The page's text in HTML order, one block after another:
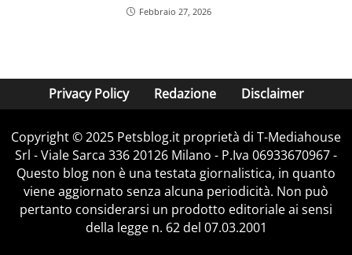
Febbraio 27, 2026
Privacy Policy Redazione Disclaimer
Copyright © 2025 Petsblog.it proprietà di T-Mediahouse
Srl - Viale Sarca 336 20126 Milano - P.Iva 06933670967 -
Questo blog non è una testata giornalistica, in quanto
viene aggiornato senza alcuna periodicità. Non può
pertanto considerarsi un prodotto editoriale ai sensi
della legge n. 62 del 07.03.2001